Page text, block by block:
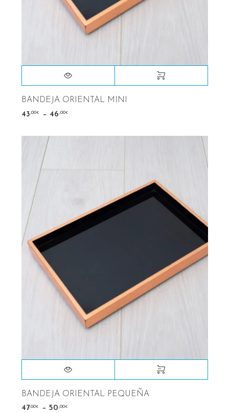
BANDEJA ORIENTAL MINI
43,00€ – 46 ,00€
BANDEJA ORIENTAL PEQUEÑA
47,00€ –50 ,00€